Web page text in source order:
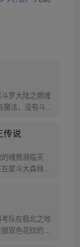
斗罗大陆之燃魂
魔法，没有斗
一代天骄霍雨
一一展现。 唐
否重现辉煌，
传说
的魂兽濒临灭
星斗大森林最
麟，万众瞩目
们不期待奇
考队在极北之地
双色花纹的